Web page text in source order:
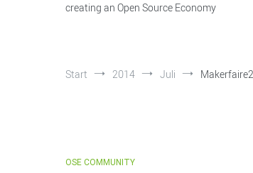
creating an Open Source Economy
Start 2014 Juli
OSE COMMUNITY